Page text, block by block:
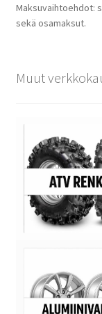
Maksuvaihtoehdot:
sekä osamaksut.
Muut